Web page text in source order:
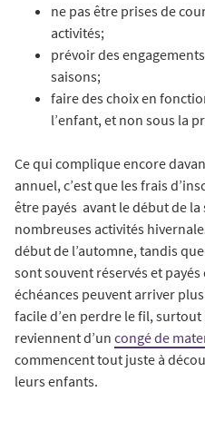
ne pas être prises de
activités;
prévoir des
saisons;
faire des choix en
l’enfant, et non sous la
Ce qui complique encore
annuel, c’est que les frais
être payés avant le début de
nombreuses activités
début de l’automne, tandis
sont souvent réservés et payés
échéances peuvent arriver
facile d’en perdre le fil,
reviennent d’un congé de
commencent tout juste à
leurs enfants.